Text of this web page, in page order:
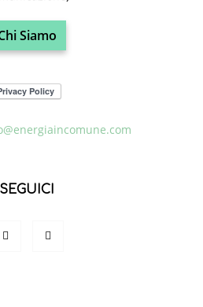
Siamo
SEGUICI